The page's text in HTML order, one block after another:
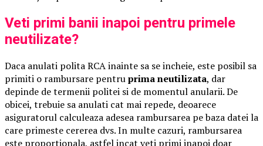
Veti primi banii inapoi pentru primele
neutilizate?
Daca anulati polita RCA inainte sa se incheie, este posibil sa
primiti o rambursare pentruprima neutilizata, dar
depinde de termenii politei si de momentul anularii. De
obicei, trebuie sa anulati cat mai repede, deoarece
asiguratorul calculeaza adesea rambursarea pe baza datei la
care primeste cererea dvs. In multe cazuri, rambursarea
este proportionala, astfel incat veti primi inapoi doar